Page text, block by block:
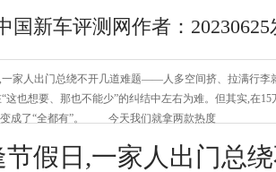
国新车评测网作者：20230625
人出门总绕不开几道难题——人多空间挤、拉满行李
这也想要、那也不能少”的纠结中左右为难。但其实,在
变成了“全都有”。 今天我们就拿两款热度
日,一家人出门总